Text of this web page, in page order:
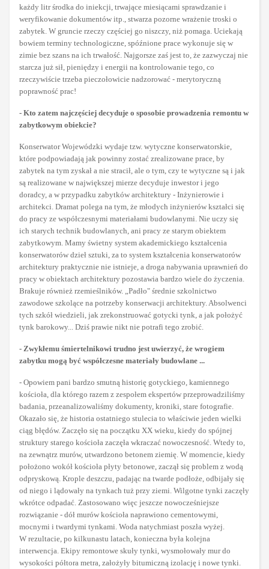
każdy litr środka do iniekcji, trwające miesiącami sprawdzanie i
weryfikowanie dokumentów itp., stwarza pozorne wrażenie troski o
zabytek. W gruncie rzeczy częściej go niszczy, niż pomaga. Uciekają
bowiem terminy technologiczne, spóźnione prace wykonuje się w
zimie bez szans na ich trwałość. Najgorsze zaś jest to, że zazwyczaj nie
starcza już sił, pieniędzy i energii na kontrolowanie tego, co
rzeczywiście trzeba pieczołowicie nadzorować - merytoryczną
poprawność prac!
- Kto zatem najczęściej decyduje o sposobie prowadzenia remontu w
zabytkowym obiekcie?
Konserwator Wojewódzki wydaje tzw. wytyczne konserwatorskie,
które podpowiadają jak powinny zostać zrealizowane prace, by
zabytek na tym zyskał a nie stracił, ale o tym, czy te wytyczne są i jak
są realizowane w największej mierze decyduje inwestor i jego
doradcy, a w przypadku zabytków architektury - Inżynierowie i
architekci. Dramat polega na tym, że młodych inżynierów kształci się
do pracy ze współczesnymi materiałami budowlanymi. Nie uczy się
ich starych technik budowlanych, ani pracy ze starym obiektem
zabytkowym. Mamy świetny system akademickiego kształcenia
konserwatorów dzieł sztuki, za to system kształcenia konserwatorów
architektury praktycznie nie istnieje, a droga nabywania uprawnień do
pracy w obiektach architektury pozostawia bardzo wiele do życzenia.
Brakuje również rzemieślników. „Padło" średnie szkolnictwo
zawodowe szkolące na potrzeby konserwacji architektury. Absolwenci
tych szkół wiedzieli, jak zrekonstruować gotycki tynk, a jak położyć
tynk barokowy... Dziś prawie nikt nie potrafi tego zrobić.
- Zwykłemu śmiertelnikowi trudno jest uwierzyć, że wrogiem
zabytku mogą być współczesne materiały budowlane ...
- Opowiem pani bardzo smutną historię gotyckiego, kamiennego
kościoła, dla którego razem z zespołem ekspertów przeprowadziliśmy
badania, przeanalizowaliśmy dokumenty, kroniki, stare fotografie.
Okazało się, że historia ostatniego stulecia to właściwie jeden wielki
ciąg błędów. Zaczęło się na początku XX wieku, kiedy do spójnej
struktury starego kościoła zaczęła wkraczać nowoczesność. Wtedy to,
na zewnątrz murów, utwardzono betonem ziemię. W momencie, kiedy
położono wokół kościoła płyty betonowe, zaczął się problem z wodą
odpryskową. Krople deszczu, padając na twarde podłoże, odbijały się
od niego i lądowały na tynkach tuż przy ziemi. Wilgotne tynki zaczęły
wkrótce odpadać. Zastosowano więc jeszcze nowocześniejsze
rozwiązanie - dół murów kościoła naprawiono cementowymi,
mocnymi i twardymi tynkami. Woda natychmiast poszła wyżej.
W rezultacie, po kilkunastu latach, konieczna była kolejna
interwencja. Ekipy remontowe skuły tynki, wysmołowały mur do
wysokości półtora metra, założyły bitumiczną izolację i nowe tynki.